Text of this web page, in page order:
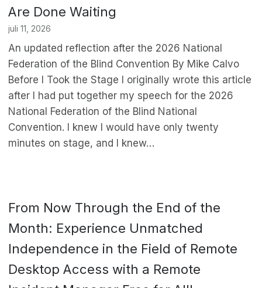
Are Done Waiting
juli 11, 2026
An updated reflection after the 2026 National
Federation of the Blind Convention By Mike Calvo
Before I Took the Stage I originally wrote this article
after I had put together my speech for the 2026
National Federation of the Blind National
Convention. I knew I would have only twenty
minutes on stage, and I knew…
From Now Through the End of the
Month: Experience Unmatched
Independence in the Field of Remote
Desktop Access with a Remote